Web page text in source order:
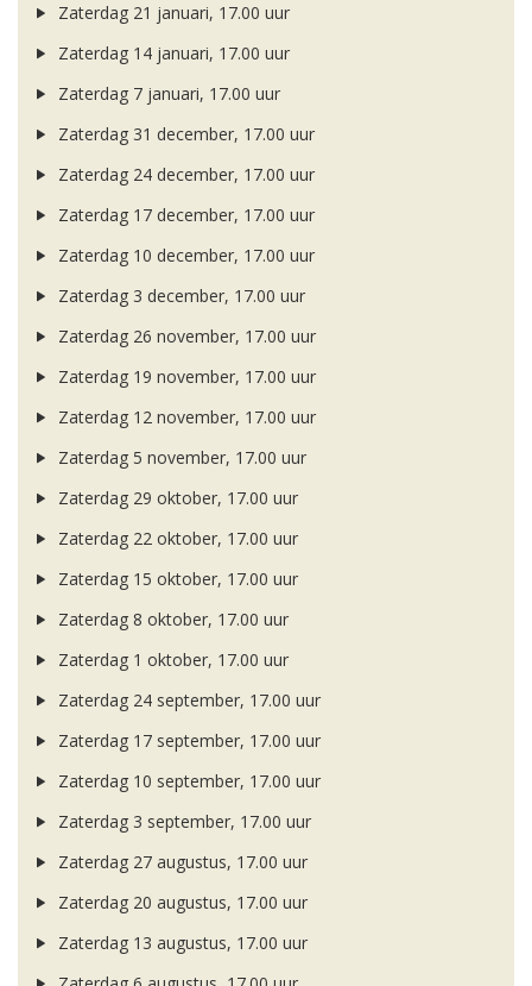
Zaterdag 21 januari, 17.00 uur
Zaterdag 14 januari, 17.00 uur
Zaterdag 7 januari, 17.00 uur
Zaterdag 31 december, 17.00 uur
Zaterdag 24 december, 17.00 uur
Zaterdag 17 december, 17.00 uur
Zaterdag 10 december, 17.00 uur
Zaterdag 3 december, 17.00 uur
Zaterdag 26 november, 17.00 uur
Zaterdag 19 november, 17.00 uur
Zaterdag 12 november, 17.00 uur
Zaterdag 5 november, 17.00 uur
Zaterdag 29 oktober, 17.00 uur
Zaterdag 22 oktober, 17.00 uur
Zaterdag 15 oktober, 17.00 uur
Zaterdag 8 oktober, 17.00 uur
Zaterdag 1 oktober, 17.00 uur
Zaterdag 24 september, 17.00 uur
Zaterdag 17 september, 17.00 uur
Zaterdag 10 september, 17.00 uur
Zaterdag 3 september, 17.00 uur
Zaterdag 27 augustus, 17.00 uur
Zaterdag 20 augustus, 17.00 uur
Zaterdag 13 augustus, 17.00 uur